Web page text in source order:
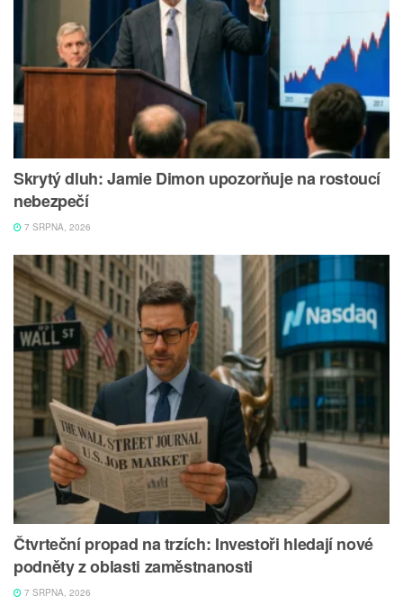
Skrytý dluh: Jamie Dimon upozorňuje na rostoucí
nebezpečí
7 SRPNA, 2026
Čtvrteční propad na trzích: Investoři hledají nové
podněty z oblasti zaměstnanosti
7 SRPNA, 2026